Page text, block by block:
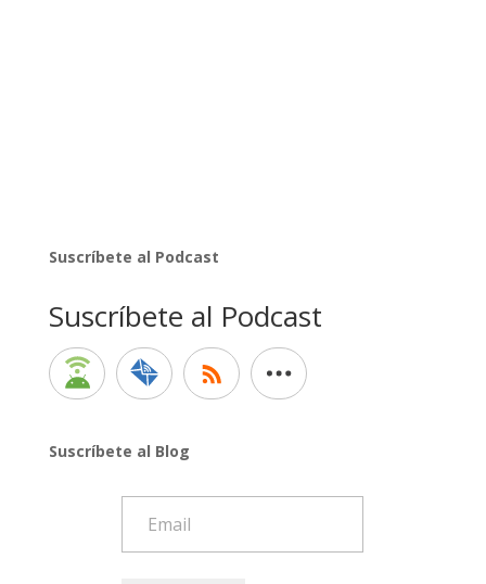
Suscríbete al Podcast
Suscríbete al Podcast
Suscríbete al Blog